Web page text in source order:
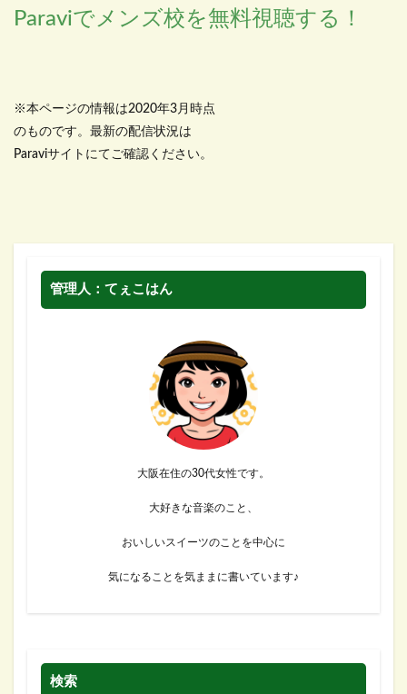
Paraviでメンズ校を無料視聴する！
※本ページの情報は2020年3月時点
のものです。最新の配信状況は
Paraviサイトにてご確認ください。
管理人：てぇこはん
大阪在住の30代女性です。
大好きな音楽のこと、
おいしいスイーツのことを中心に
気になることを気ままに書いています♪
検索